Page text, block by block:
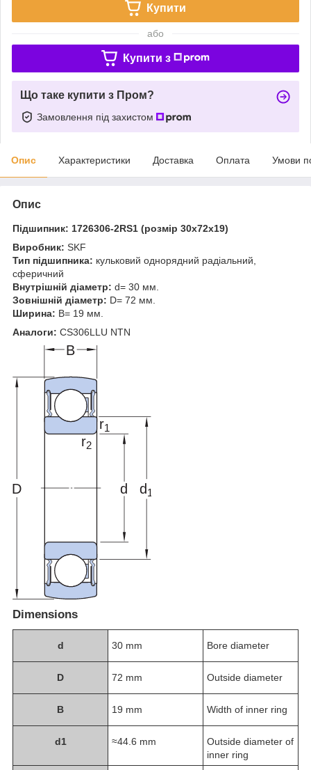
Купити
або
Купити з
Що таке купити з Пром?
Замовлення під захистом
Опис Характеристики Доставка Оплата Умови
Опис
Підшипник: 1726306-2RS1 (розмір 30x72x19)
Виробник: SKF
Тип підшипника: кульковий однорядний радіальний,
сферичний
Внутрішній діаметр: d= 30 мм.
Зовнішній діаметр: D= 72 мм.
Ширина: B= 19 мм.
Аналоги: CS306LLU NTN
Dimensions
d 30 mm Bore diameter
D 72 mm Outside diameter
B 19 mm Width of inner ring
d1 ≈44.6 mm
Outside diameter of
inner ring